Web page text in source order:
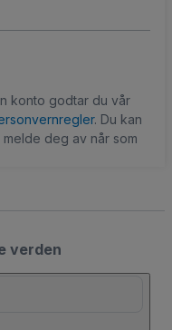
konto godtar du vår
. Du kan
deg av når som
verden